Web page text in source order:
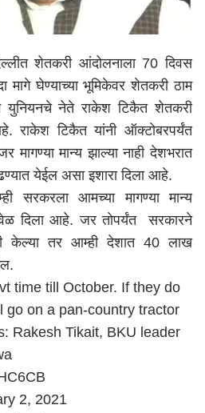
शेतकरी आंदोलनाला 70 दिवस
घेण्याच्या भूमिकेवर शेतकरी ठाम
युनियनचे नेते राकेश टिकैत शेतकरी
राकेश टिकैत यांनी ऑक्टोबरपर्यंत
मान्य झाल्या नाही देशभरात
येईल असा इशारा दिला आहे.
सरकरला आमच्या मागण्या मान्य
वेळ दिला आहे. जर तोपर्यंत सरकारने
केल्या तर आम्ही देशात 40 लाख
time till October. If they do
go on a pan-country tractor
Rakesh Tikait, BKU leader
2, 2021